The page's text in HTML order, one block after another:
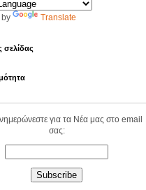
by Translate
σελίδας
για τα Νέα μας στο email
σας: